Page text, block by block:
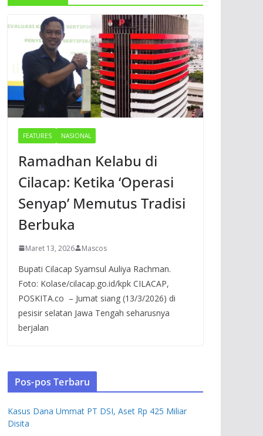
FEATURES NASIONAL
Ramadhan Kelabu di
Cilacap: Ketika ‘Operasi
Senyap’ Memutus Tradisi
Berbuka
Maret 13, 2026 Mascos
Bupati Cilacap Syamsul Auliya Rachman.
Foto: Kolase/cilacap.go.id/kpk CILACAP,
POSKITA.co – Jumat siang (13/3/2026) di
pesisir selatan Jawa Tengah seharusnya
berjalan
Pos-pos Terbaru
Kasus Dana Ummat PT DSI, Aset Rp 425 Miliar
Disita